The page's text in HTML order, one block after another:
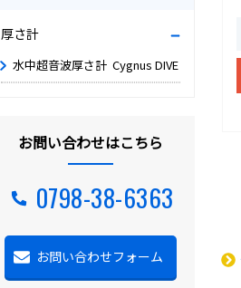
厚さ計
水中超音波厚さ計 Cygnus DIVE
お問い合わせはこちら
0798-38-6363
お問い合わせフォーム